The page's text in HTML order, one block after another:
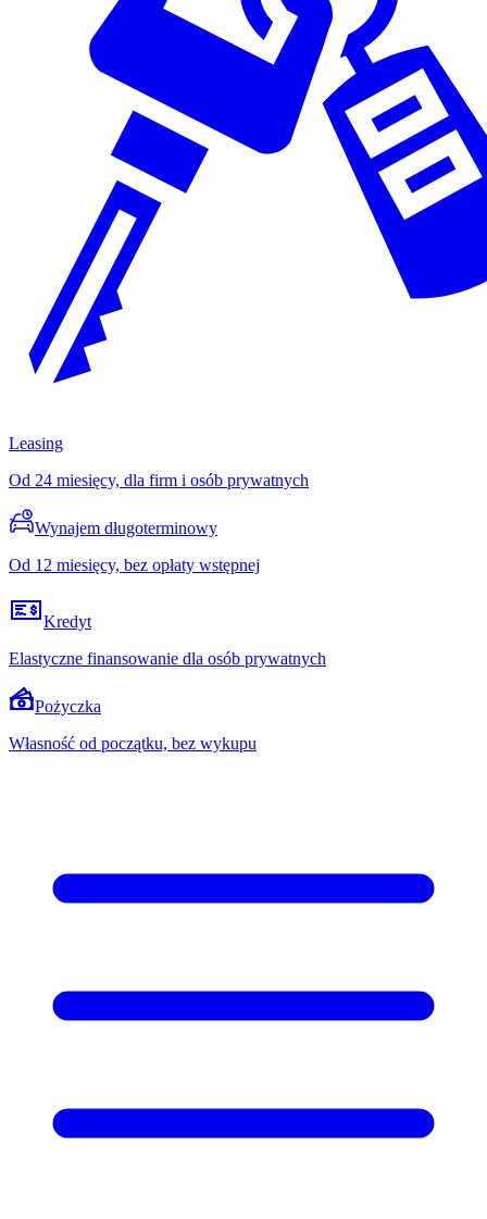
Leasing
Od 24 miesięcy, dla firm i osób prywatnych
Wynajem długoterminowy
Od 12 miesięcy, bez opłaty wstępnej
Kredyt
Elastyczne finansowanie dla osób prywatnych
Pożyczka
Własność od początku, bez wykupu